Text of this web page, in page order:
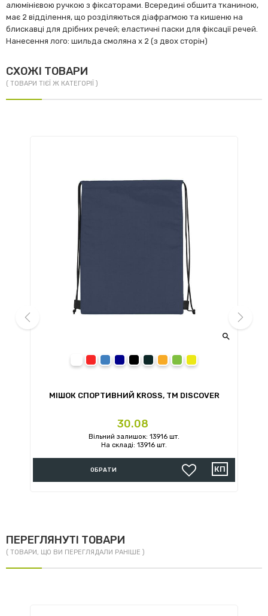
алюмінієвою ручкою з фіксаторами. Всередині обшита тканиною,
має 2 відділення, що розділяються діафрагмою та кишеню на
блискавці для дрібних речей; еластичні паски для фіксації речей.
Нанесення лого: шильда смоляна х 2 (з двох сторін)
СХОЖІ ТОВАРИ
( ТОВАРИ ТІЄЇ Ж КАТЕГОРІЇ )

МІШОК СПОРТИВНИЙ KROSS, TM DISCOVER
Ціна
30.08
Вільний залишок: 13916 шт.
На складі: 13916 шт.
ОБРАТИ
ПЕРЕГЛЯНУТІ ТОВАРИ
( ТОВАРИ, ЩО ВИ ПЕРЕГЛЯДАЛИ РАНІШЕ )